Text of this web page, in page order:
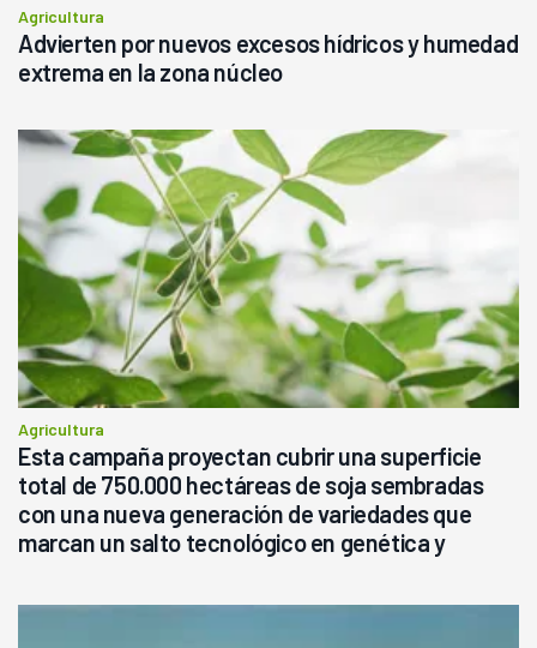
Agricultura
Advierten por nuevos excesos hídricos y humedad
extrema en la zona núcleo
Agricultura
Esta campaña proyectan cubrir una superficie
total de 750.000 hectáreas de soja sembradas
con una nueva generación de variedades que
marcan un salto tecnológico en genética y